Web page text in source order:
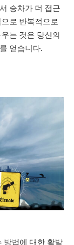
승차가 더 접근
로 반복적으로
는 것은 당신의
얻습니다.
방법에 대한 활발